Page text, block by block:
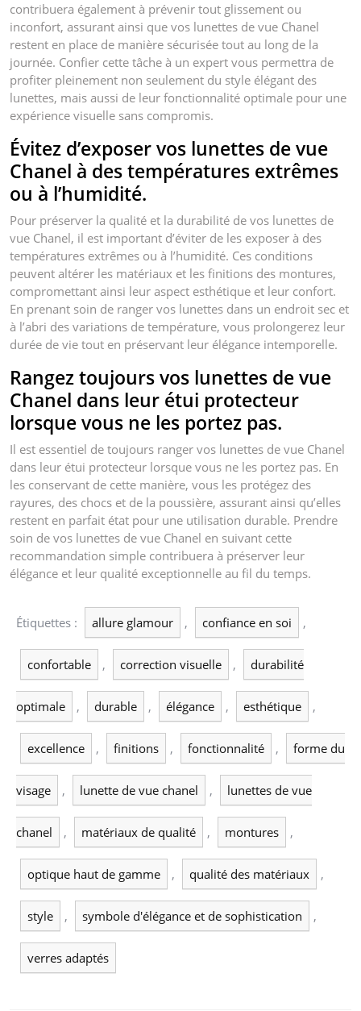
contribuera également à prévenir tout glissement ou
inconfort, assurant ainsi que vos lunettes de vue Chanel
restent en place de manière sécurisée tout au long de la
journée. Confier cette tâche à un expert vous permettra de
profiter pleinement non seulement du style élégant des
lunettes, mais aussi de leur fonctionnalité optimale pour une
expérience visuelle sans compromis.
Évitez d’exposer vos lunettes de vue
Chanel à des températures extrêmes
ou à l’humidité.
Pour préserver la qualité et la durabilité de vos lunettes de
vue Chanel, il est important d’éviter de les exposer à des
températures extrêmes ou à l’humidité. Ces conditions
peuvent altérer les matériaux et les finitions des montures,
compromettant ainsi leur aspect esthétique et leur confort.
En prenant soin de ranger vos lunettes dans un endroit sec et
à l’abri des variations de température, vous prolongerez leur
durée de vie tout en préservant leur élégance intemporelle.
Rangez toujours vos lunettes de vue
Chanel dans leur étui protecteur
lorsque vous ne les portez pas.
Il est essentiel de toujours ranger vos lunettes de vue Chanel
dans leur étui protecteur lorsque vous ne les portez pas. En
les conservant de cette manière, vous les protégez des
rayures, des chocs et de la poussière, assurant ainsi qu’elles
restent en parfait état pour une utilisation durable. Prendre
soin de vos lunettes de vue Chanel en suivant cette
recommandation simple contribuera à préserver leur
élégance et leur qualité exceptionnelle au fil du temps.
Étiquettes : allure glamour , confiance en soi ,
confortable , correction visuelle , durabilité
optimale , durable , élégance , esthétique ,
excellence , finitions , fonctionnalité , forme du
visage , lunette de vue chanel , lunettes de vue
chanel , matériaux de qualité , montures ,
optique haut de gamme , qualité des matériaux ,
style , symbole d'élégance et de sophistication ,
verres adaptés